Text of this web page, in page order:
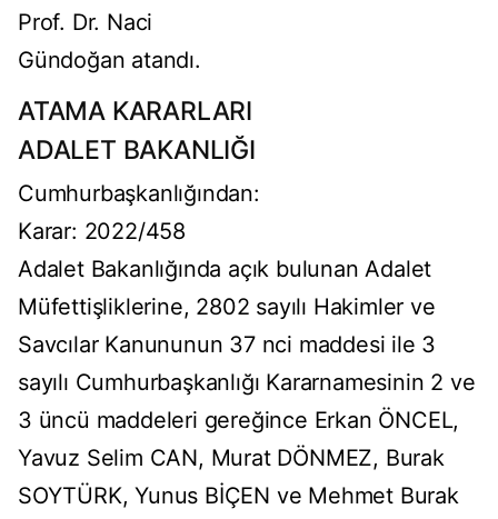
Prof. Dr. Naci
Gündoğan atandı.
ATAMA KARARLARI
ADALET BAKANLIĞI
Cumhurbaşkanlığından:
Karar: 2022/458
Adalet Bakanlığında açık bulunan Adalet
Müfettişliklerine, 2802 sayılı Hakimler ve
Savcılar Kanununun 37 nci maddesi ile 3
sayılı Cumhurbaşkanlığı Kararnamesinin 2 ve
3 üncü maddeleri gereğince Erkan ÖNCEL,
Yavuz Selim CAN, Murat DÖNMEZ, Burak
SOYTÜRK, Yunus BİÇEN ve Mehmet Burak